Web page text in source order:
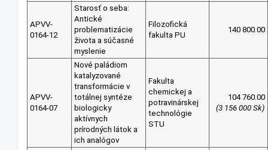
APVV-
0164-12
Starosť o seba:
Antické
problematizácie
života a súčasné
myslenie
Filozofická
fakulta PU
140 800.00
APVV-
0164-07
Nové paládiom
katalyzované
transformácie v
totálnej syntéze
biologicky
aktívnych
prírodných látok a
ich analógov
Fakulta
chemickej a
potravinárskej
technológie
STU
104 760.00
(3 156 000 Sk)